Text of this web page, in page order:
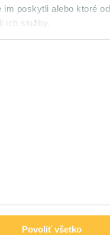
im poskytli alebo ktoré
ich služby.
Povoliť všetko
kód. Naviguješ a
reviewoval. Dnes čoraz
sa presúva z klávesnice do